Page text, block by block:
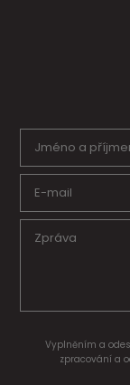
Vyplněním a
zpracování a